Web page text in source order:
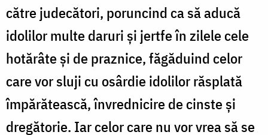
către judecători, poruncind ca să aducă
idolilor multe daruri şi jertfe în zilele cele
hotărâte şi de praznice, făgăduind celor
care vor sluji cu osârdie idolilor răsplată
împărătească, învrednicire de cinste şi
dregătorie. Iar celor care nu vor vrea să se